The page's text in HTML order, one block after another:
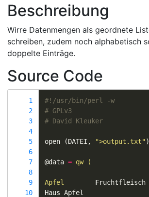
Beschreibung
Wirre Datenmengen als geordnete
schreiben, zudem noch alphabetisch
doppelte Einträge.
Source Code
1
2
3
4
5
6
7
8
9
10
#!/usr/bin/perl -w
# GPLv3
# David Kleuker
open (DATEI , ">output.txt"
@data = qw (
Apfel
Fruchtfleisch
Haus Apfel